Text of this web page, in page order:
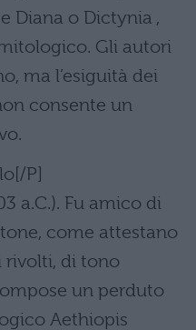
Diana o Dictynia ,
Gli autori
ma l’esiguità dei
consente un
P]
a.C.). Fu amico di
come attestano
rivolti, di tono
un perduto
Aethiopis